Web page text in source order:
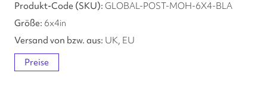
GLOBAL-POST-MOH-6X4-BLA
6x4in
UK, EU
Preise